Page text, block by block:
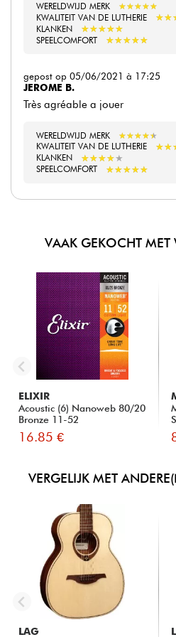
WERELDWIJD MERK ★★★★★
★★★★★
KWALITEIT VAN DE LUTHERIE
★★
★★
KLANKEN ★★★★★
★★★★★
SPEELCOMFORT ★★★★★
★★★★★
gepost op 05/06/2021 à 17:25
JEROME B.
Très agréable a jouer
WERELDWIJD MERK ★★★★★
★★★★★
KWALITEIT VAN DE LUTHERIE
★★
★★
KLANKEN ★★★★★
★★★★★
SPEELCOMFORT ★★★★★
★★★★★
VAAK GEKOCHT MET
ELIXIR
Acoustic (6) Nanoweb 80/20
Bronze 11-52
16.85 €
VERGELIJK MET
LAG